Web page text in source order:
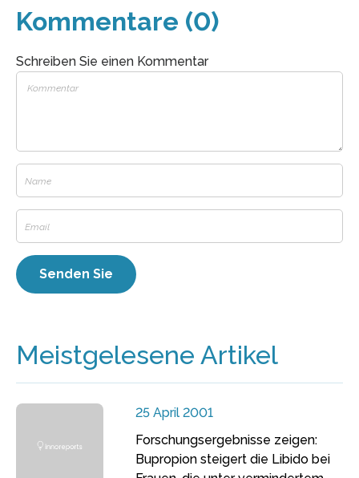
Kommentare (0)
Schreiben Sie einen Kommentar
Meistgelesene Artikel
25 April 2001
Forschungsergebnisse zeigen:
Bupropion steigert die Libido bei